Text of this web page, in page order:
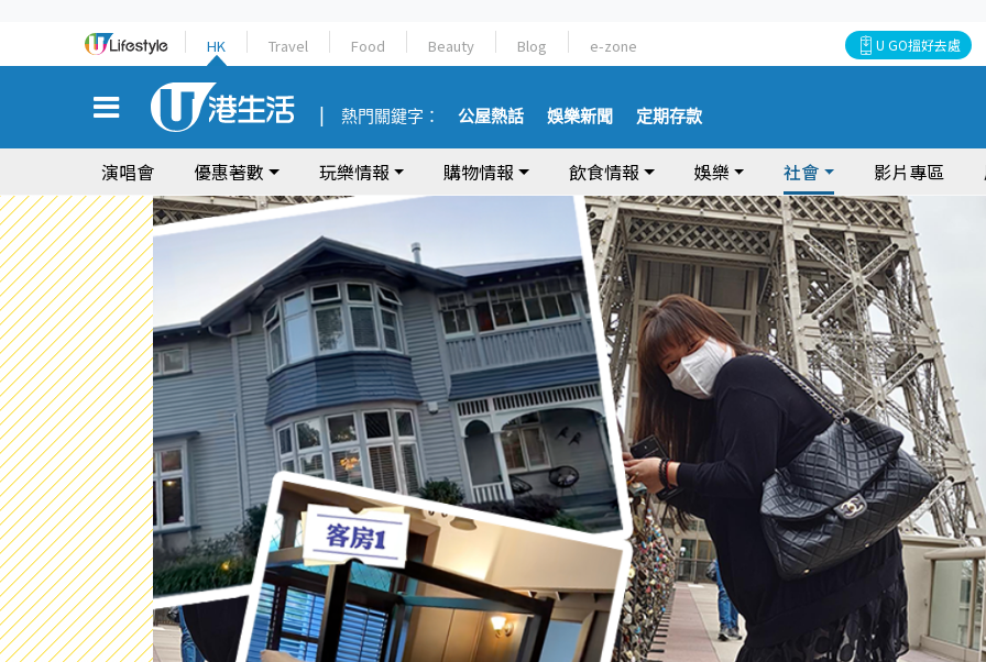
HK Travel Food Beauty Blog e-zone U GO搵好去處
熱門關鍵字： 公屋熱話 娛樂新聞 定期存款
演唱會 優惠著數 玩樂情報 購物情報 飲食情報 娛樂 社會 影片專區